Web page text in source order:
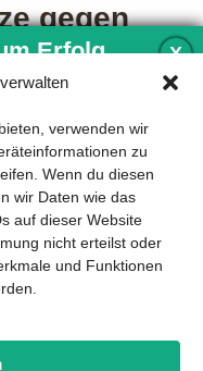
verwenden wir
zu
Wenn du diesen
wir Daten wie das
auf dieser Website
nicht erteilst oder
und Funktionen
gegen
russische Truppen
sich mitmehr…
Drones+
Magazin-
X
Erfolg
sind für
unverzichtbar. Das
hilft, sich dabei
zu konzentrieren
zu behalten, worauf es
kostenlosen
zum Business: